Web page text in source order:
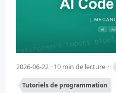
2026-06-22 10 min de lecture
Tutoriels de programmation